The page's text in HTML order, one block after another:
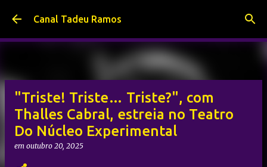
Pular para o conteúdo principal
Canal Tadeu Ramos
"Triste! Triste… Triste?", com
Thalles Cabral, estreia no Teatro
Do Núcleo Experimental
em outubro 20, 2025